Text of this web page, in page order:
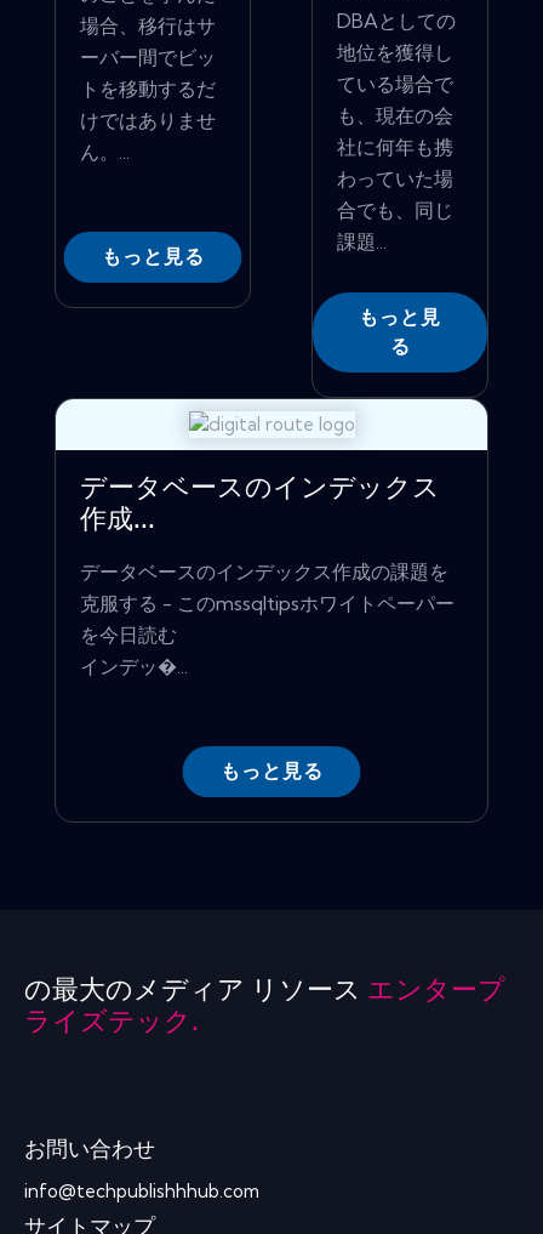
場合、移行はサ
ーバー間でビッ
トを移動するだ
けではありませ
ん。...
もっと見る
DBAとしての
地位を獲得し
ている場合で
も、現在の会
社に何年も携
わっていた場
合でも、同じ
課題...
もっと見
る
データベースのインデックス
作成...
データベースのインデックス作成の課題を
克服する - このmssqltipsホワイトペーパー
を今日読む
インデッ�...
もっと見る
の最大のメディア リソース エンタープ
ライズテック.
お問い合わせ
info@techpublishhhub.com
サイトマップ